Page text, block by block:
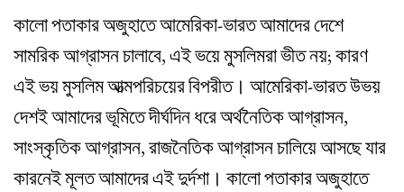
কালো পতাকার অজুহাতে আমেরিকা-ভারত আমাদের দেশে
সামরিক আগ্রাসন চালাবে, এই ভয়ে মুসলিমরা ভীত নয়; কারণ
এই ভয় মুসলিম আত্মপরিচয়ের বিপরীত। আমেরিকা-ভারত উভয়
দেশই আমাদের ভূমিতে দীর্ঘদিন ধরে অর্থনৈতিক আগ্রাসন,
সাংস্কৃতিক আগ্রাসন, রাজনৈতিক আগ্রাসন চালিয়ে আসছে যার
কারনেই মূলত আমাদের এই দুর্দশা। কালো পতাকার অজুহাতে